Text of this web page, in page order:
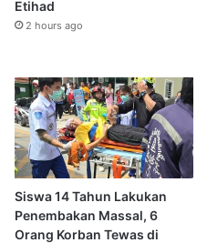
Etihad
2 hours ago
Siswa 14 Tahun Lakukan
Penembakan Massal, 6
Orang Korban Tewas di